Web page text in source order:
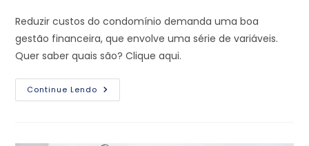
Reduzir custos do condomínio demanda uma boa
gestão financeira, que envolve uma série de variáveis.
Quer saber quais são? Clique aqui.
Continue Lendo